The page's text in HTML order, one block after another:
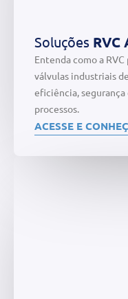
Soluções RVC
Entenda como a
válvulas industriais
eficiência,
processos.
ACESSE E